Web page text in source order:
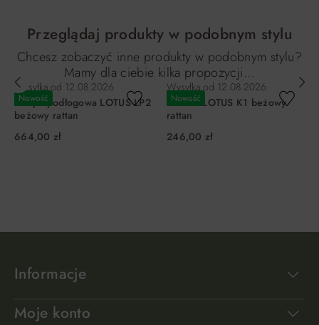
Przeglądaj produkty w podobnym stylu
Chcesz zobaczyć inne produkty w podobnym stylu?
Mamy dla ciebie kilka propozycji…
Nowość
Wysyłka od 12.08.2026
Lampa podłogowa LOTUS LP2
beżowy rattan
664,00 zł
Nowość
Wysyłka od 12.08.2026
Kinkiet LOTUS K1 beżowy
rattan
246,00 zł
Informacje
Moje konto